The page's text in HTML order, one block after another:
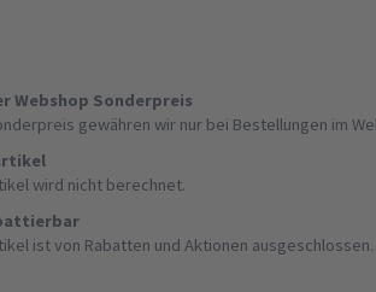
Webshop Sonderpreis
gewähren wir nur bei Bestellungen im
wird nicht berechnet.
ist von Rabatten und Aktionen ausgeschlossen.